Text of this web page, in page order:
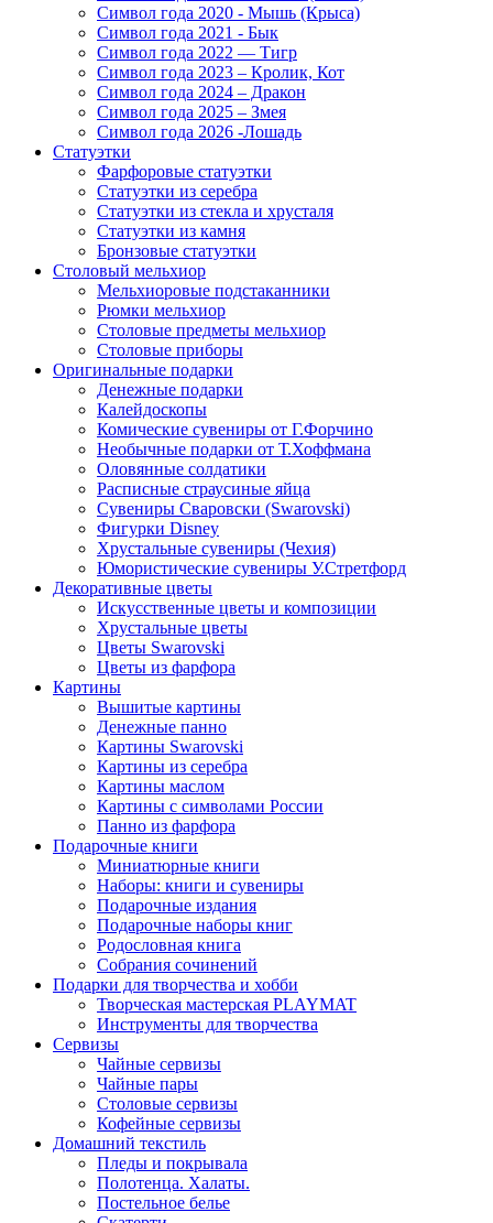
Символ года 2020 - Мышь (Крыса)
Символ года 2021 - Бык
Символ года 2022 — Тигр
Символ года 2023 – Кролик, Кот
Символ года 2024 – Дракон
Символ года 2025 – Змея
Символ года 2026 -Лошадь
Статуэтки
Фарфоровые статуэтки
Статуэтки из серебра
Статуэтки из стекла и хрусталя
Статуэтки из камня
Бронзовые статуэтки
Столовый мельхиор
Мельхиоровые подстаканники
Рюмки мельхиор
Столовые предметы мельхиор
Столовые приборы
Оригинальные подарки
Денежные подарки
Калейдоскопы
Комические сувениры от Г.Форчино
Необычные подарки от Т.Хоффмана
Оловянные солдатики
Расписные страусиные яйца
Сувениры Сваровски (Swarovski)
Фигурки Disney
Хрустальные сувениры (Чехия)
Юмористические сувениры У.Стретфорд
Декоративные цветы
Искусственные цветы и композиции
Хрустальные цветы
Цветы Swarovski
Цветы из фарфора
Картины
Вышитые картины
Денежные панно
Картины Swarovski
Картины из серебра
Картины маслом
Картины с символами России
Панно из фарфора
Подарочные книги
Миниатюрные книги
Наборы: книги и сувениры
Подарочные издания
Подарочные наборы книг
Родословная книга
Собрания сочинений
Подарки для творчества и хобби
Творческая мастерская PLAYMAT
Инструменты для творчества
Cервизы
Чайные сервизы
Чайные пары
Столовые сервизы
Кофейные сервизы
Домашний текстиль
Пледы и покрывала
Полотенца. Халаты.
Постельное белье